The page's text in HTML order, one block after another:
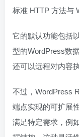
标准 HTTP 方法与
它的默认功能包括
型的WordPress数
还可以远程对内容
不过，WordPress
端点实现的可扩展
满足特定需求，例